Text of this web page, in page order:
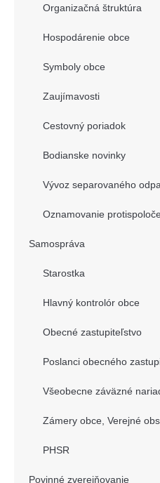
Organizačná štruktúra
Hospodárenie obce
Symboly obce
Zaujímavosti
Cestovný poriadok
Bodianske novinky
Vývoz separovaného
Oznamovanie
Samospráva
Starostka
Hlavný kontrolór obce
Obecné zastupiteľstvo
Poslanci obecného
Všeobecne záväzné
Zámery obce, Verejné
PHSR
Povinné zverejňovanie